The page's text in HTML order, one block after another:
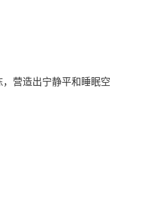
营造出宁静平和睡眠空